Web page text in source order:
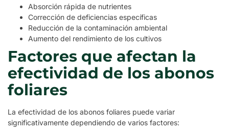
Absorción rápida de nutrientes
Corrección de deficiencias específicas
Reducción de la contaminación ambiental
Aumento del rendimiento de los cultivos
Factores que afectan la
efectividad de los abonos
foliares
La efectividad de los abonos foliares puede variar
significativamente dependiendo de varios factores: